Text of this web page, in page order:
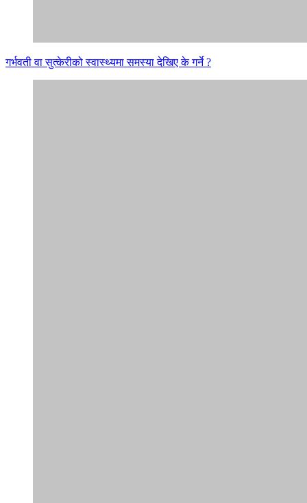
गर्भवती वा सुत्केरीको स्वास्थ्यमा समस्या देखिए के गर्ने ?